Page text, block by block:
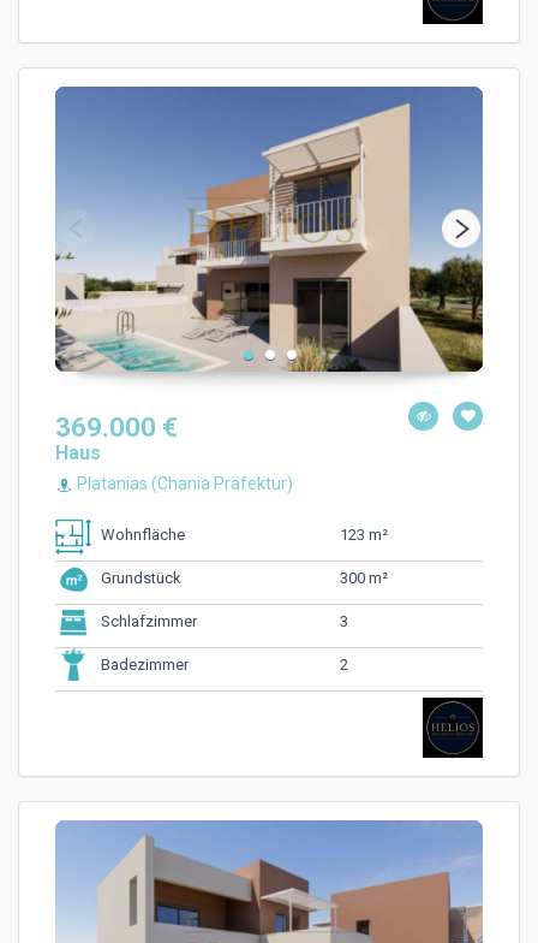
369.000 €
Haus
Platanias (Chania Präfektur)
Wohnfläche 123 m²
Grundstück 300 m²
Schlafzimmer 3
Badezimmer 2